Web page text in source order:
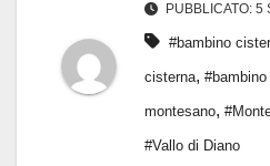
PUBBLICATO: 5
#bambino
cisterna,
montesano,
#Vallo di Diano